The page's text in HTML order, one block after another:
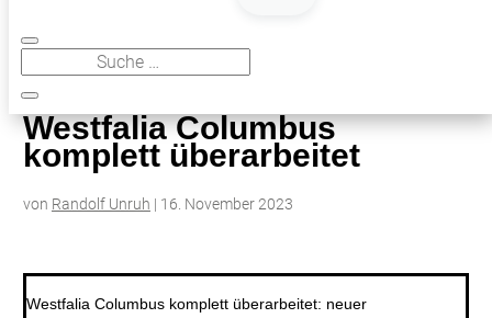
9
Westfalia Columbus komplett überarbeitet
Westfalia Columbus
komplett überarbeitet
von Randolf Unruh | 16. November 2023
Westfalia Columbus komplett überarbeitet: neuer